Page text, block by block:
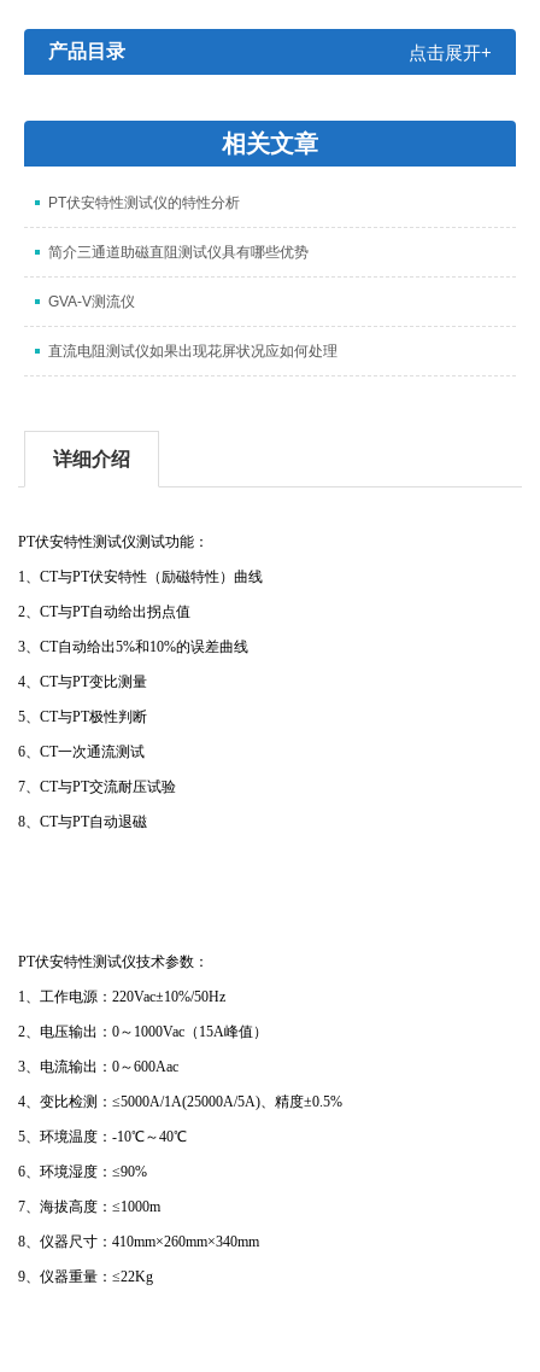
产品目录 点击展开+
相关文章
PT伏安特性测试仪的特性分析
简介三通道助磁直阻测试仪具有哪些优势
GVA-V测流仪
直流电阻测试仪如果出现花屏状况应如何处理
详细介绍
PT伏安特性测试仪测试功能：
1、CT与PT伏安特性（励磁特性）曲线
2、CT与PT自动给出拐点值
3、CT自动给出5%和10%的误差曲线
4、CT与PT变比测量
5、CT与PT极性判断
6、CT一次通流测试
7、CT与PT交流耐压试验
8、CT与PT自动退磁
PT伏安特性测试仪技术参数：
1、工作电源：220Vac±10%/50Hz
2、电压输出：0～1000Vac（15A峰值）
3、电流输出：0～600Aac
4、变比检测：≤5000A/1A(25000A/5A)、精度±0.5%
5、环境温度：-10℃～40℃
6、环境湿度：≤90%
7、海拔高度：≤1000m
8、仪器尺寸：410mm×260mm×340mm
9、仪器重量：≤22Kg